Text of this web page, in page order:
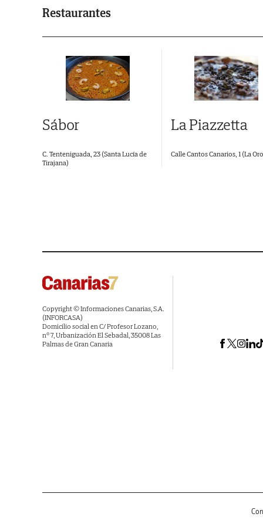
Restaurantes
Sábor
C. Tenteniguada, 23 (Santa Lucía de
Tirajana)
La Piazzetta
Calle Cantos Canarios, 1 (La
Copyright © Informaciones Canarias, S.A.
(INFORCASA)
Domicilio social en C/ Profesor Lozano,
nº 7, Urbanización El Sebadal, 35008 Las
Palmas de Gran Canaria